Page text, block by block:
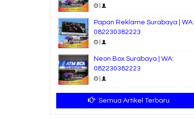
Papan Reklame Surabaya | WA:
082230382223
Neon Box Surabaya | WA:
082230382223
Semua Artikel Terbaru